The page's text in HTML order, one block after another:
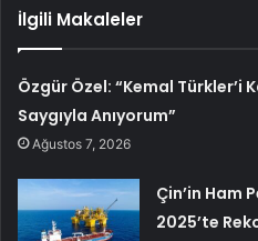
İlgili Makaleler
Özgür Özel: “Kemal Türkler’i
Saygıyla Anıyorum”
Ağustos 7, 2026
Çin’in Ham
2025’te